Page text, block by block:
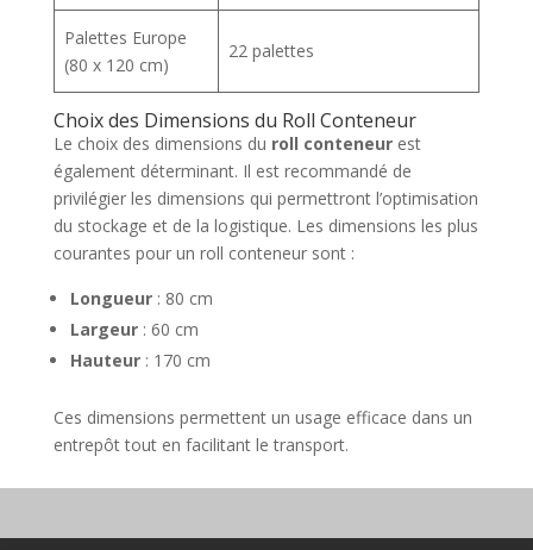
Palettes Europe
(80 x 120 cm)
22 palettes
Choix des Dimensions du Roll Conteneur
Le choix des dimensions du roll conteneurest
également déterminant. Il est recommandé de
privilégier les dimensions qui permettront l’optimisation
du stockage et de la logistique. Les dimensions les plus
courantes pour un roll conteneur sont :
Longueur: 80 cm
Largeur: 60 cm
Hauteur: 170 cm
Ces dimensions permettent un usage efficace dans un
entrepôt tout en facilitant le transport.